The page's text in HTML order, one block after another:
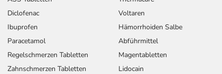
Diclofenac
Ibuprofen
Paracetamol
Regelschmerzen Tabletten
Zahnschmerzen Tabletten
Voltaren
Hämorrhoiden Salbe
Abführmittel
Magentabletten
Lidocain